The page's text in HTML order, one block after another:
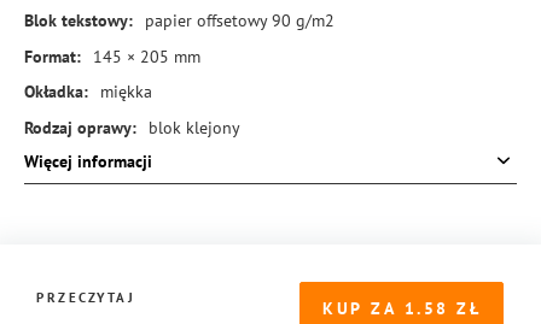
Blok tekstowy:
papier offsetowy 90 g/m2
Format:
145 × 205 mm
Okładka:
miękka
Rodzaj oprawy:
blok klejony
ISBN:
978-83-8221-410-9
Więcej informacji
KUP ZA 1.58
PRZECZYTAJ